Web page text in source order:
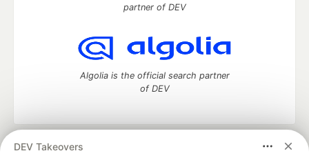
DEV Takeovers
partner of DEV
Algolia is the official search partner
of DEV
DEV Community
— A space to discuss and keep up software